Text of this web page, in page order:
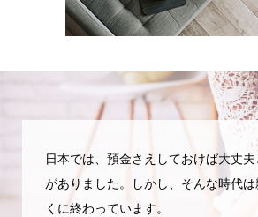
日本では、預金さえしておけば大丈
がありました。しかし、そんな時代
くに終わっています。